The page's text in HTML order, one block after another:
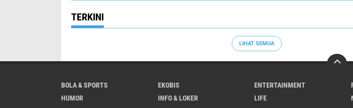
TERKINI
LIHAT SEMUA
BOLA & SPORTS EKOBIS ENTERTAINMENT
HUMOR
INFO & LOKER LIFE